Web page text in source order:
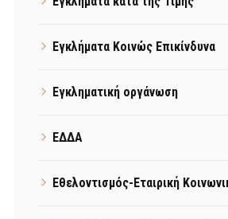
Εγκλήματα Κοινώς Επικίνδυνα
Εγκληματική οργάνωση
ΕΔΔΑ
Εθελοντισμός-Εταιρική